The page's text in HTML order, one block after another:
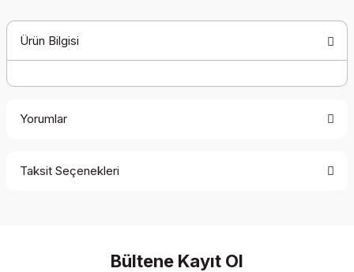
Ürün Bilgisi
Yorumlar
Taksit Seçenekleri
Bültene Kayıt Ol